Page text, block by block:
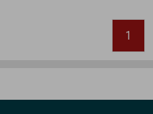
1